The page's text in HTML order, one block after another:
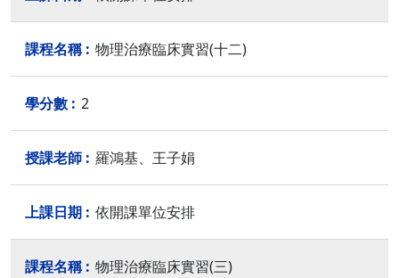
物理治療臨床實習(十二)
2
羅鴻基、王子娟
依開課單位安排
物理治療臨床實習(三)